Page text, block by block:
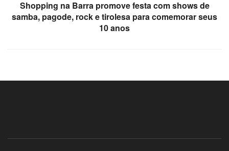
Shopping na Barra promove festa com shows de
samba, pagode, rock e tirolesa para comemorar seus
10 anos